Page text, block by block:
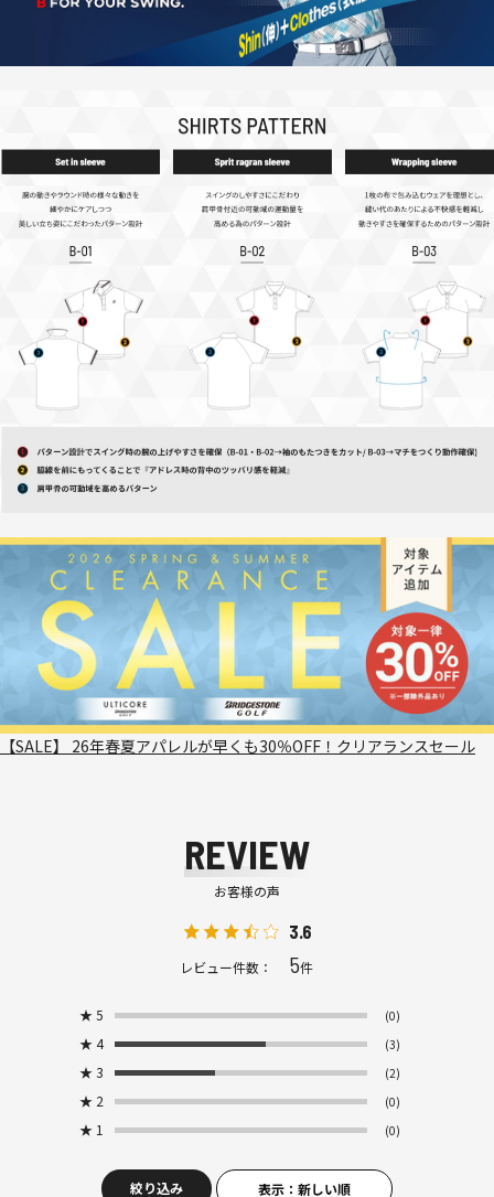
【SALE】 26年春夏アパレルが早くも30％OFF！クリアランスセール
REVIEW
お客様の声
3.6
レビュー件数： 5件
★ 5 (0)
★ 4 (3)
★ 3 (2)
★ 2 (0)
★ 1 (0)
絞り込み 表示：新しい順